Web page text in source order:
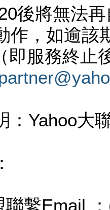
後將無法
作，如逾該
即服務終止
：Yahoo大
聯繫Email